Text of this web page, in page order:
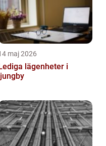
maj 2026
Lediga lägenheter i
ljungby